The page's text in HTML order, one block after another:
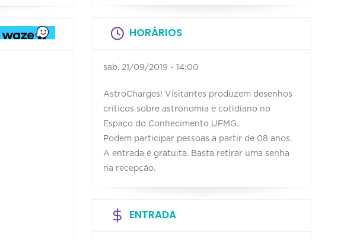
HORÁRIOS
sab, 21/09/2019 - 14:00
AstroCharges! Visitantes produzem desenhos
críticos sobre astronomia e cotidiano no
Espaço do Conhecimento UFMG.
Podem participar pessoas a partir de 08 anos.
A entrada é gratuita. Basta retirar uma senha
na recepção.
ENTRADA